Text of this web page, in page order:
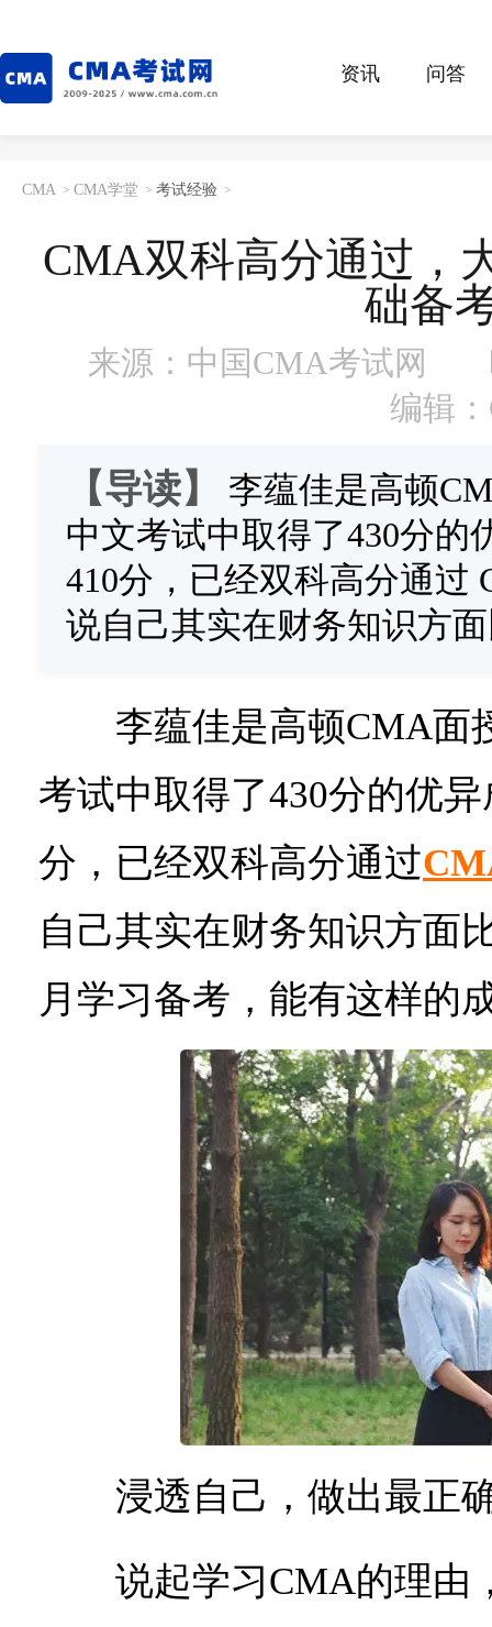
资讯 问答
CMA > CMA学堂 > 考试经验 >
CMA双科高分通过，
础备
来源：中国CMA考试网
编辑
【导读】
李蕴佳是高顿
中文考试中取得了430分的
410分，已经双科高分通过
说自己其实在财务知识方
李蕴佳是高顿CMA面
考试中取得了430分的优
分，已经双科高分通过
自己其实在财务知识方面
月学习备考，能有这样的
浸透自己，做出最正
说起学习CMA的理由